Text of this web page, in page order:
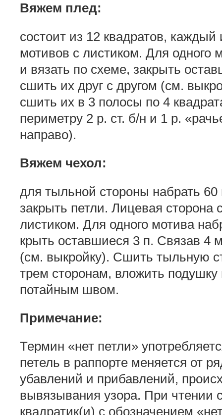
Вяжем плед:
состоит из 12 квадратов, каждый
мотивов с ли­стиком. Для одного
и вязать по схеме, закрыть
сшить их друг с другом (см.
сшить их в 3 полосы по 4
периметру 2 р. ст. б/н и 1 р.
направо).
Вяжем чехол:
для тыльной стороны набрать
закрыть петли. Лицевая сторона
листиком. Для одного моти­ва
крыть оставшиеся 3 п. Связав 4
(см. выкройку). Сшить тыльную
трем сторонам, вложить
потайным швом.
Примечание:
Термин «нет петли»
петель в раппорте меняется от
убавлений и прибавлений,
вывязывания узора. При чтении
квадратик(и) с обозначением